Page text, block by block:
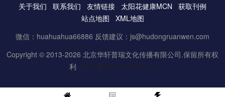
关于我们 联系我们 友情链接 太阳花健康MCN
获取刊例
站点地图
XML地图
微信：huahuahua66886 反馈建议：js@hudongruanwen.com
Copyright © 2013-2026 北京华轩普瑞文化传播有限公司.保留所有权
利 京ICP备16061888号-3